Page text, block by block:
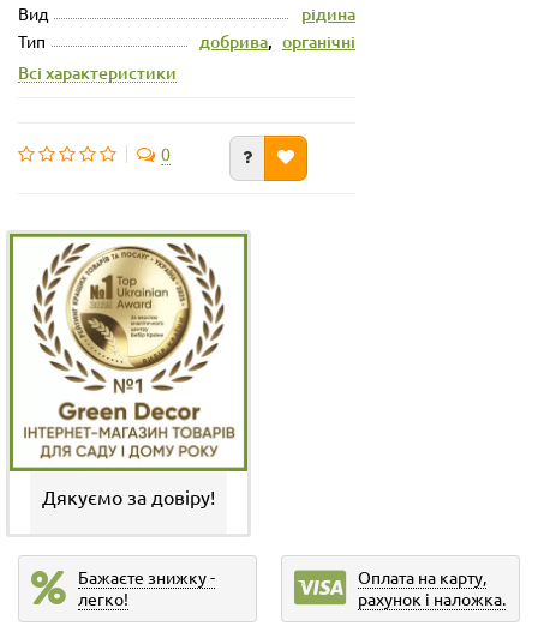
Вид рідина
Тип добрива, органічні
Всі характеристики
0
Дякуємо за довіру!
Бажаєте знижку -
легко!
Оплата на карту,
рахунок і наложка.